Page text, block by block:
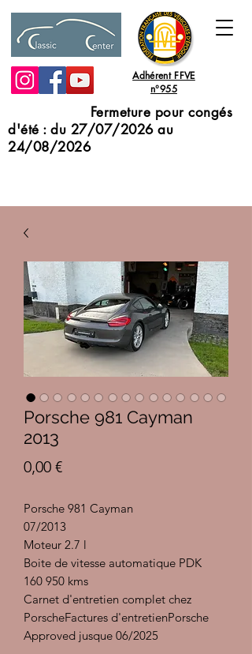
Adhérent FFVE
n°955
Fermeture pour congés
d'été : du 27/07/2026 au
24/08/2026
Porsche 981 Cayman
2013
0,00 €Prix
Porsche 981 Cayman
07/2013
Moteur 2.7 l
Boite de vitesse automatique PDK
160 950 kms
Carnet d'entretien complet chez
PorscheFactures d'entretienPorsche
Approved jusque 06/2025